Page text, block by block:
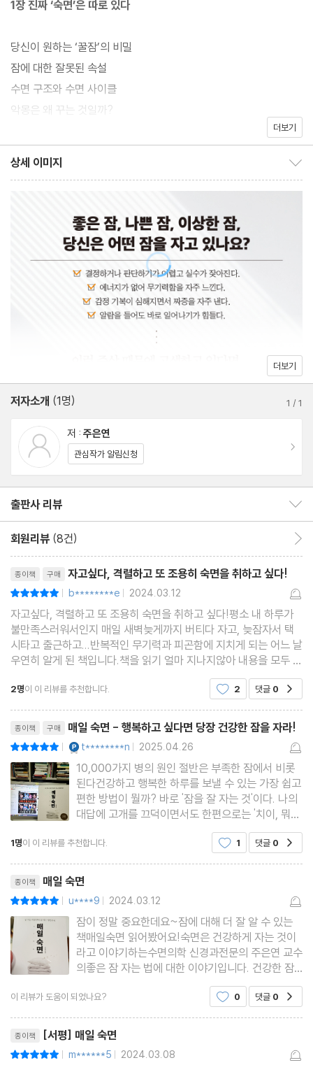
국민건강보험공단에 따르면 우리나라 국민 3분의 1이 인생에서 한
번쯤 또는 지금 수면 문제 때문에 힘들어한다. 우리는 왜 점점 더 잠
들지 못하며, 어떻게 해야 잘 잘 수 있을까?
『매일 숙면』은 20여 년 동안 2만 명 이상의 수면장애 환자들을 치료
한 저자의 경험을 녹여낸 책이다. 불면증, 수면호흡장애, 렘수면 행
동장애, 하지불안증후군 등 우리가 잠들지 못하는 이유부터 잘 자는
저자는 우리에게 필요한 잠은 ‘건강한 잠’이라고 이야기한다. 연령에
따라, 성별에 따라, 주변 환경에 따라 나에게 필요한 잠은 다르다. 우
리가 원하는 ‘한 번도 깨지 않고 푹 자는 잠’은 10대 중반이 지나서
부터는 사실상 불가능하다. 잠에 대한 과도한 기대를 줄이고 나만의
수면 루틴을 만드는 것, 이것이 저자가 말하는 건강한 잠을 자는 비
건강한 잠을 자는 것은 마라톤 경기와도 같다. 매일 달리다 보면 5
잠, 건강한 잠을 잘 수 있다. 저자는 잠 못 드는 밤 때문에 고생하는
모든 사람을 위해 규칙적인 수면 습관부터 실천할 것을 제안한다. 평
에 지장을 받는 사람, 나에게 딱 맞는 수면 처방을 받고 싶은 사람에
게 이 책이 해답을 줄 것이다.
1장 진짜 ‘숙면’은 따로 있다
당신이 원하는 ‘꿀잠’의 비밀
잠에 대한 잘못된 속설
수면 구조와 수면 사이클
악몽은 왜 꾸는 것일까?
수면 품질을 떨어뜨리는 것들
2장 당신이 밤마다 잠 못 드는 이유
원인은 불량한 생활 습관이다
주말과 주중의 수면 시차
저녁형 인간? 아침형 인간?
우울과 불면의 상관관계
규칙적인 수면 습관의 중요성
나만의 생체시계 맞추기
슬기로운 빛 노출 전략
운동이 보장하는 좋은 잠
수면을 돕는 최고의 방법, 단식
짧은 낮잠이 커피보다 낫다
수면 일기로 수면 상태 파악하기
4장 불면의 시대에 꼭 필요한 수면 진료
나는 수면장애 환자일까?
수면다원검사의 진행 과정
5장 여성과 남성의 수면은 다르다?
잠 못 이루는 여성이 많은 이유
여성 호르몬이 수면에 미치는 영향
육아하는 엄마는 항상 잠이 부족하다
완경 후 달라지는 여성의 수면
갱년기 불면증은 이렇게 나타난다
6장 나이 들수록 점점 더 못 자는 이유
밤잠 못 자는 시니어들의 고민
노년기 불면은 기준이 다르다
6시간보다 못 자면 치매가 온다?
잠꼬대일까, 렘수면 행동장애일까?
더보기
상세 이미지
더보기
저자소개 (1명) 1 /1
저 : 주은연
관심작가 알림신청
출판사 리뷰
회원리뷰 (8건)
종이책 구매 자고싶다, 격렬하고 또 조용히 숙면을 취하고 싶다!
| b********e | 2024.03.12
자고싶다, 격렬하고 또 조용히 숙면을 취하고 싶다!평소 내 하루가
불만족스러워서인지 매일 새벽늦게까지 버티다 자고, 늦잠자서 택
시타고 출근하고...반복적인 무기력과 피곤함에 지치게 되는 어느 날
우연히 알게 된 책입니다.책을 읽기 얼마 지나지않아 내용을 모두 이
해하지는 못했지만 초반부터 몰입이 되네요.독서에서 그치지않고
생활에 적용할 수 있길 스스로 바랍니다.
2명이 이 리뷰를 추천합니다. 2 댓글 0
종이책 구매 매일 숙면 - 행복하고 싶다면 당장 건강한 잠을 자라!
| t********n | 2025.04.26
10,000가지 병의 원인 절반은 부족한 잠에서 비롯
된다건강하고 행복한 하루를 보낼 수 있는 가장 쉽고
편한 방법이 뭘까? 바로 '잠을 잘 자는 것'이다. 나의
대답에 고개를 끄덕이면서도 한편으로는 '치이, 뭐
대단한 것도 아니네 뭐' 하련지도 모르겠지만, 곰곰
이 따지고 보면 '잠'보다 소중한 것은 없다. 잠을 푹
트레스를 받고 화를
1명이 이 리뷰를 추천합니다. 1 댓글 0
종이책 매일 숙면
| u****9 | 2024.03.12
잠이 정말 중요한데요~잠에 대해 더 잘 알 수 있는
책매일숙면 읽어봤어요!숙면은 건강하게 자는 것이
라고 이야기하는수면의학 신경과전문의 주은연 교수
의좋은 잠 자는 법에 대한 이야기입니다. 건강한 잠
을 잔다는 것....그냥 피곤한 몸을 뉘이고 휴식만 취하
는 게 아니라 아픈 것도 회복시킬 수 있는 정말 대단
될 수 있다고 하니암
이 리뷰가 도움이 되었나요? 0 댓글 0
종이책 [서평] 매일 숙면
| m******5 | 2024.03.08